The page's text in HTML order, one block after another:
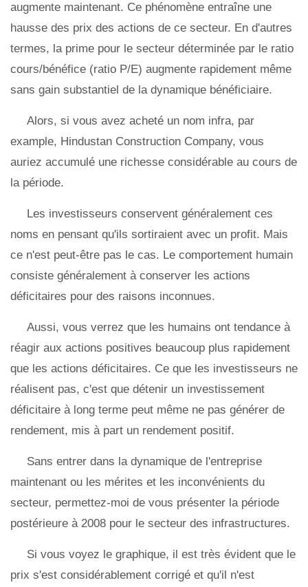
augmente maintenant. Ce phénomène entraîne une
hausse des prix des actions de ce secteur. En d'autres
termes, la prime pour le secteur déterminée par le ratio
cours/bénéfice (ratio P/E) augmente rapidement même
sans gain substantiel de la dynamique bénéficiaire.
Alors, si vous avez acheté un nom infra, par
example, Hindustan Construction Company, vous
auriez accumulé une richesse considérable au cours de
la période.
Les investisseurs conservent généralement ces
noms en pensant qu'ils sortiraient avec un profit. Mais
ce n'est peut-être pas le cas. Le comportement humain
consiste généralement à conserver les actions
déficitaires pour des raisons inconnues.
Aussi, vous verrez que les humains ont tendance à
réagir aux actions positives beaucoup plus rapidement
que les actions déficitaires. Ce que les investisseurs ne
réalisent pas, c'est que détenir un investissement
déficitaire à long terme peut même ne pas générer de
rendement, mis à part un rendement positif.
Sans entrer dans la dynamique de l'entreprise
maintenant ou les mérites et les inconvénients du
secteur, permettez-moi de vous présenter la période
postérieure à 2008 pour le secteur des infrastructures.
Si vous voyez le graphique, il est très évident que le
prix s'est considérablement corrigé et qu'il n'est